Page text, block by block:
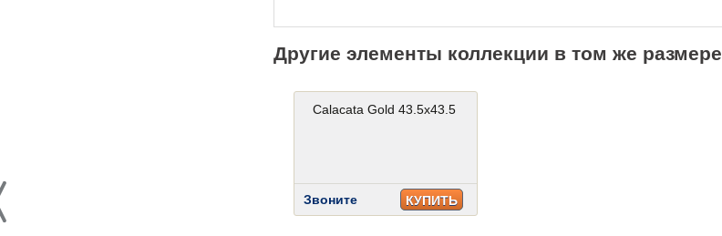
Другие элементы коллекции в том же размере
Calacata Gold 43.5x43.5
Звоните КУПИТЬ